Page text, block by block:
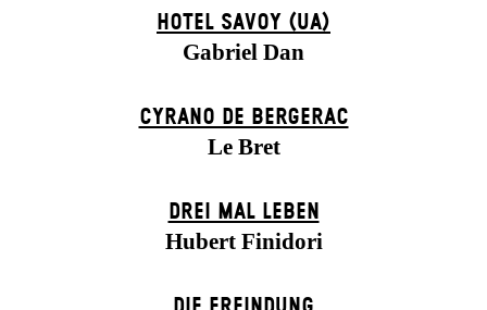
HOTEL SAVOY (UA)
Gabriel Dan
CYRANO DE BERGERAC
Le Bret
DREI MAL LEBEN
Hubert Finidori